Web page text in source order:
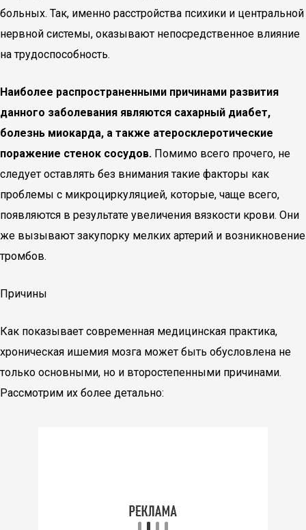
больных. Так, именно расстройства психики и центральной
нервной системы, оказывают непосредственное влияние
на трудоспособность.
Наиболее распространенными причинами развития
данного заболевания являются сахарный диабет,
болезнь миокарда, а также атеросклеротические
поражение стенок сосудов. Помимо всего прочего, не
следует оставлять без внимания такие факторы как
проблемы с микроциркуляцией, которые, чаще всего,
появляются в результате увеличения вязкости крови. Они
же вызывают закупорку мелких артерий и возникновение
тромбов.
Причины
Как показывает современная медицинская практика,
хроническая ишемия мозга может быть обусловлена не
только основными, но и второстепенными причинами.
Рассмотрим их более детально: